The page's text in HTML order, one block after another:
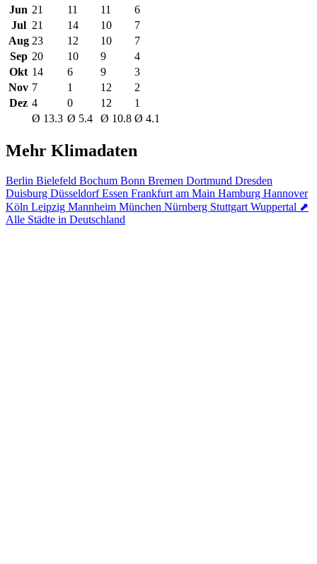
Jun 21 11 11
6
Jul 21 14 10
7
Aug 23 12 10
7
Sep 20 10 9
4
Okt 14 6 9
3
Nov 7 1 12
2
Dez 4 0 12
1
Ø 13.3 Ø 5.4 Ø 10.8 Ø 4.1
Mehr Klimadaten
Berlin Bielefeld Bochum Bonn Bremen Dortmund Dresden
Duisburg DüsseldorfEssen Frankfurt am Main Hamburg Hannover
Köln Leipzig Mannheim München Nürnberg Stuttgart Wuppertal ⬈
Alle Städte in Deutschland